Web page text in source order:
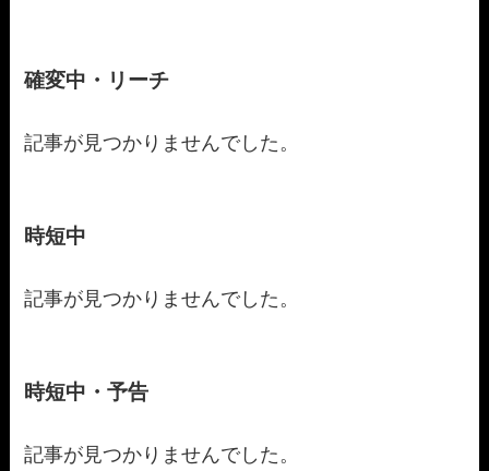
確変中・リーチ
記事が見つかりませんでした。
時短中
記事が見つかりませんでした。
時短中・予告
記事が見つかりませんでした。